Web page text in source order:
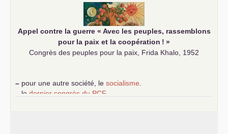
Appel contre la guerre « Avec les peuples, rassemblons
pour la paix et la coopération ! »
Congrès des peuples pour la paix, Frida Khalo, 1952
– pour une autre société, le socialisme
le dernier congrès du PCF